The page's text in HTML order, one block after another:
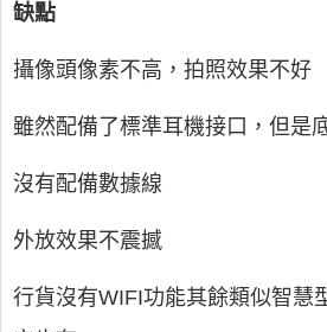
缺點
攝像頭像素不高，拍照效果不好
雖然配備了標準耳機接口，但是
沒有配備數據線
外放效果不震撼
行貨沒有WIFI功能其餘類似智慧